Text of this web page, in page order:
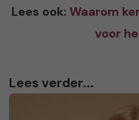
Lees ook: Waarom
voor
Lees verder...